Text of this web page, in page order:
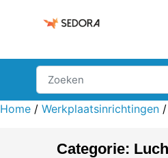
Home / Werkplaatsinrichtingen /
Categorie: